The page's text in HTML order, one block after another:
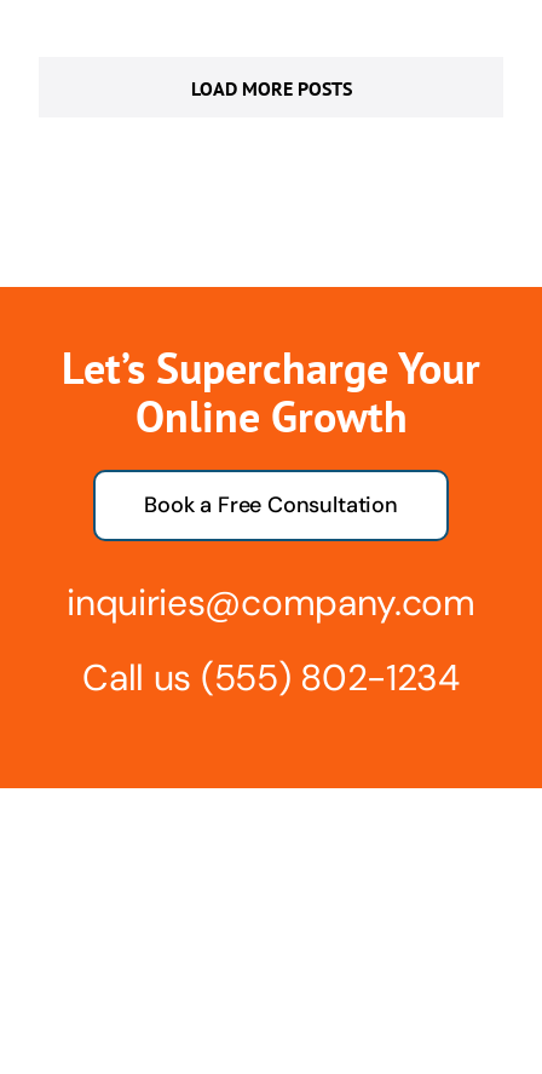
LOAD MORE POSTS
Let’s Supercharge Your
Online Growth
Book a Free Consultation
inquiries@company.com
Call us (555) 802-1234